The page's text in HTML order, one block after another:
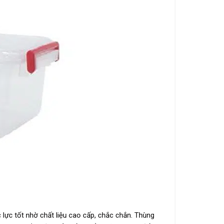
tốt nhờ chất liệu cao cấp, chắc chắn. Thùng